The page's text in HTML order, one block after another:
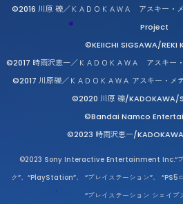
©2016 川原 礫／ＫＡＤＯＫＡＷＡ アスキー・
Project
©KEIICHI SIGSAWA/REKI
©2017 時雨沢恵一／ＫＡＤＯＫＡＷＡ アスキー
©2017 川原礫／ＫＡＤＯＫＡＷＡ アスキー・
©2020 川原 礫/
©Bandai Namco
©2023 時雨沢恵一/
©2023 Sony Interactive Entertainment Inc.“プ
ク”、“PlayStation”、 “プレイステーション”、 “PS5
“プレイステーション シェイプ